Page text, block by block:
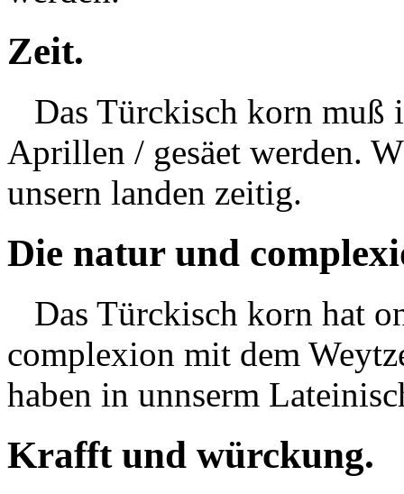
Zeit.
Das Türckisch korn
Aprillen / gesäet werden.
unsern landen zeitig.
Die natur und
Das Türckisch korn hat
complexion mit dem
haben in unnserm
Krafft und würckung.